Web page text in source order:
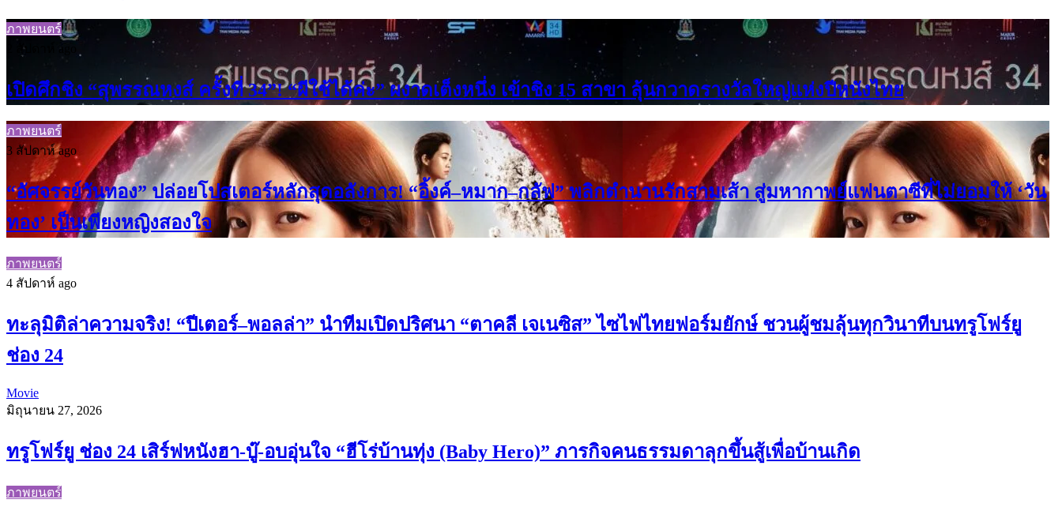
ภาพยนตร์
2 สัปดาห์ ago
เปิดศึกชิง “สุพรรณหงส์ ครั้งที่ 34”! “ผีใช้ได้ค่ะ” ผงาดเต็งหนึ่ง เข้าชิง 15 สาขา ลุ้นกวาดรางวัลใหญ่แห่งปีหนังไทย
ภาพยนตร์
3 สัปดาห์ ago
“อัศจรรย์วันทอง” ปล่อยโปสเตอร์หลักสุดอลังการ! “อิ้งค์–หมาก–กลัฟ” พลิกตำนานรักสามเส้า สู่มหากาพย์แฟนตาซีที่ไม่ยอมให้ ‘วัน
ทอง’ เป็นเพียงหญิงสองใจ
ภาพยนตร์
4 สัปดาห์ ago
ทะลุมิติล่าความจริง! “ปีเตอร์–พอลล่า” นำทีมเปิดปริศนา “ตาคลี เจเนซิส” ไซไฟไทยฟอร์มยักษ์ ชวนผู้ชมลุ้นทุกวินาทีบนทรูโฟร์ยู
ช่อง 24
Movie
มิถุนายน 27, 2026
ทรูโฟร์ยู ช่อง 24 เสิร์ฟหนังฮา-บู๊-อบอุ่นใจ “ฮีโร่บ้านทุ่ง (Baby Hero)” ภารกิจคนธรรมดาลุกขึ้นสู้เพื่อบ้านเกิด
ภาพยนตร์